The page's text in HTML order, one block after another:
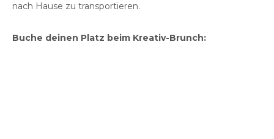
nach Hause zu transportieren.
Buche deinen Platz beim Kreativ-Brunch: